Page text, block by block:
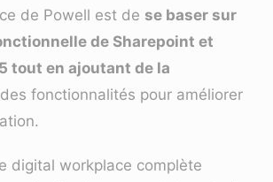
de Powell est de se baser sur
de Sharepoint et
tout en ajoutant de la
fonctionnalités pour améliorer
digital workplace complète